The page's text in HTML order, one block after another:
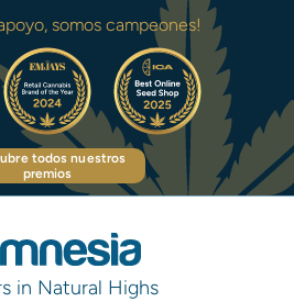
somos campeones!
todos nuestros
premios
in Natural Highs